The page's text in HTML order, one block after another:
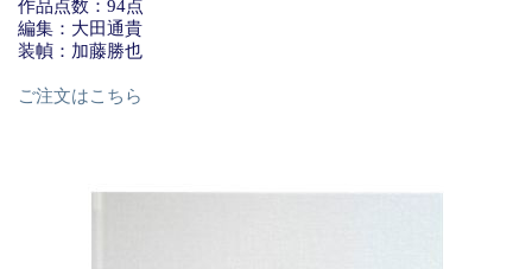
作品点数：94点
編集：大田通貴
装幀：加藤勝也
ご注文はこちら